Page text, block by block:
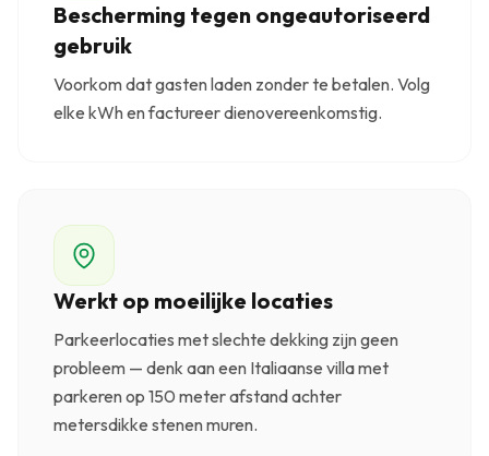
Bescherming tegen ongeautoriseerd
gebruik
Voorkom dat gasten laden zonder te betalen. Volg
elke kWh en factureer dienovereenkomstig.
Werkt op moeilijke locaties
Parkeerlocaties met slechte dekking zijn geen
probleem — denk aan een Italiaanse villa met
parkeren op 150 meter afstand achter
metersdikke stenen muren.